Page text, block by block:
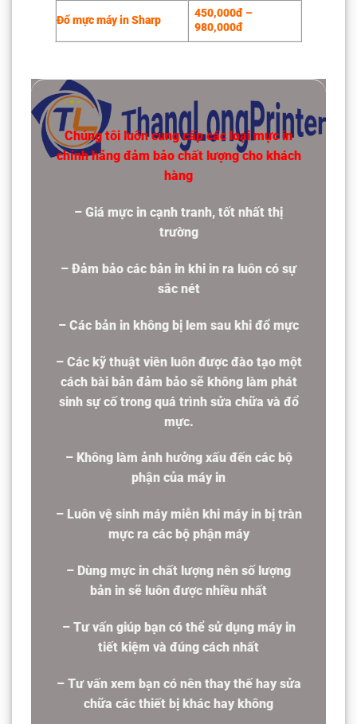
Đổ mực máy in Sharp
450,000đ –
980,000đ
Chúng tôi luôn cung cấp các loại mực in
chính hãng đảm bảo chất lượng cho khách
hàng
– Giá mực in cạnh tranh, tốt nhất thị
trường
– Đảm bảo các bản in khi in ra luôn có sự
sắc nét
– Các bản in không bị lem sau khi đổ mực
– Các kỹ thuật viên luôn được đào tạo một
cách bài bản đảm bảo sẽ không làm phát
sinh sự cố trong quá trình sửa chữa và đổ
mực.
– Không làm ảnh hưởng xấu đến các bộ
phận của máy in
– Luôn vệ sinh máy miễn khi máy in bị tràn
mực ra các bộ phận máy
– Dùng mực in chất lượng nên số lượng
bản in sẽ luôn được nhiều nhất
– Tư vấn giúp bạn có thể sử dụng máy in
tiết kiệm và đúng cách nhất
– Tư vấn xem bạn có nên thay thế hay sửa
chữa các thiết bị khác hay không